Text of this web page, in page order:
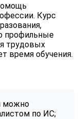
Курс
профильные
трудовых
время обучения.
можно
по ИС;